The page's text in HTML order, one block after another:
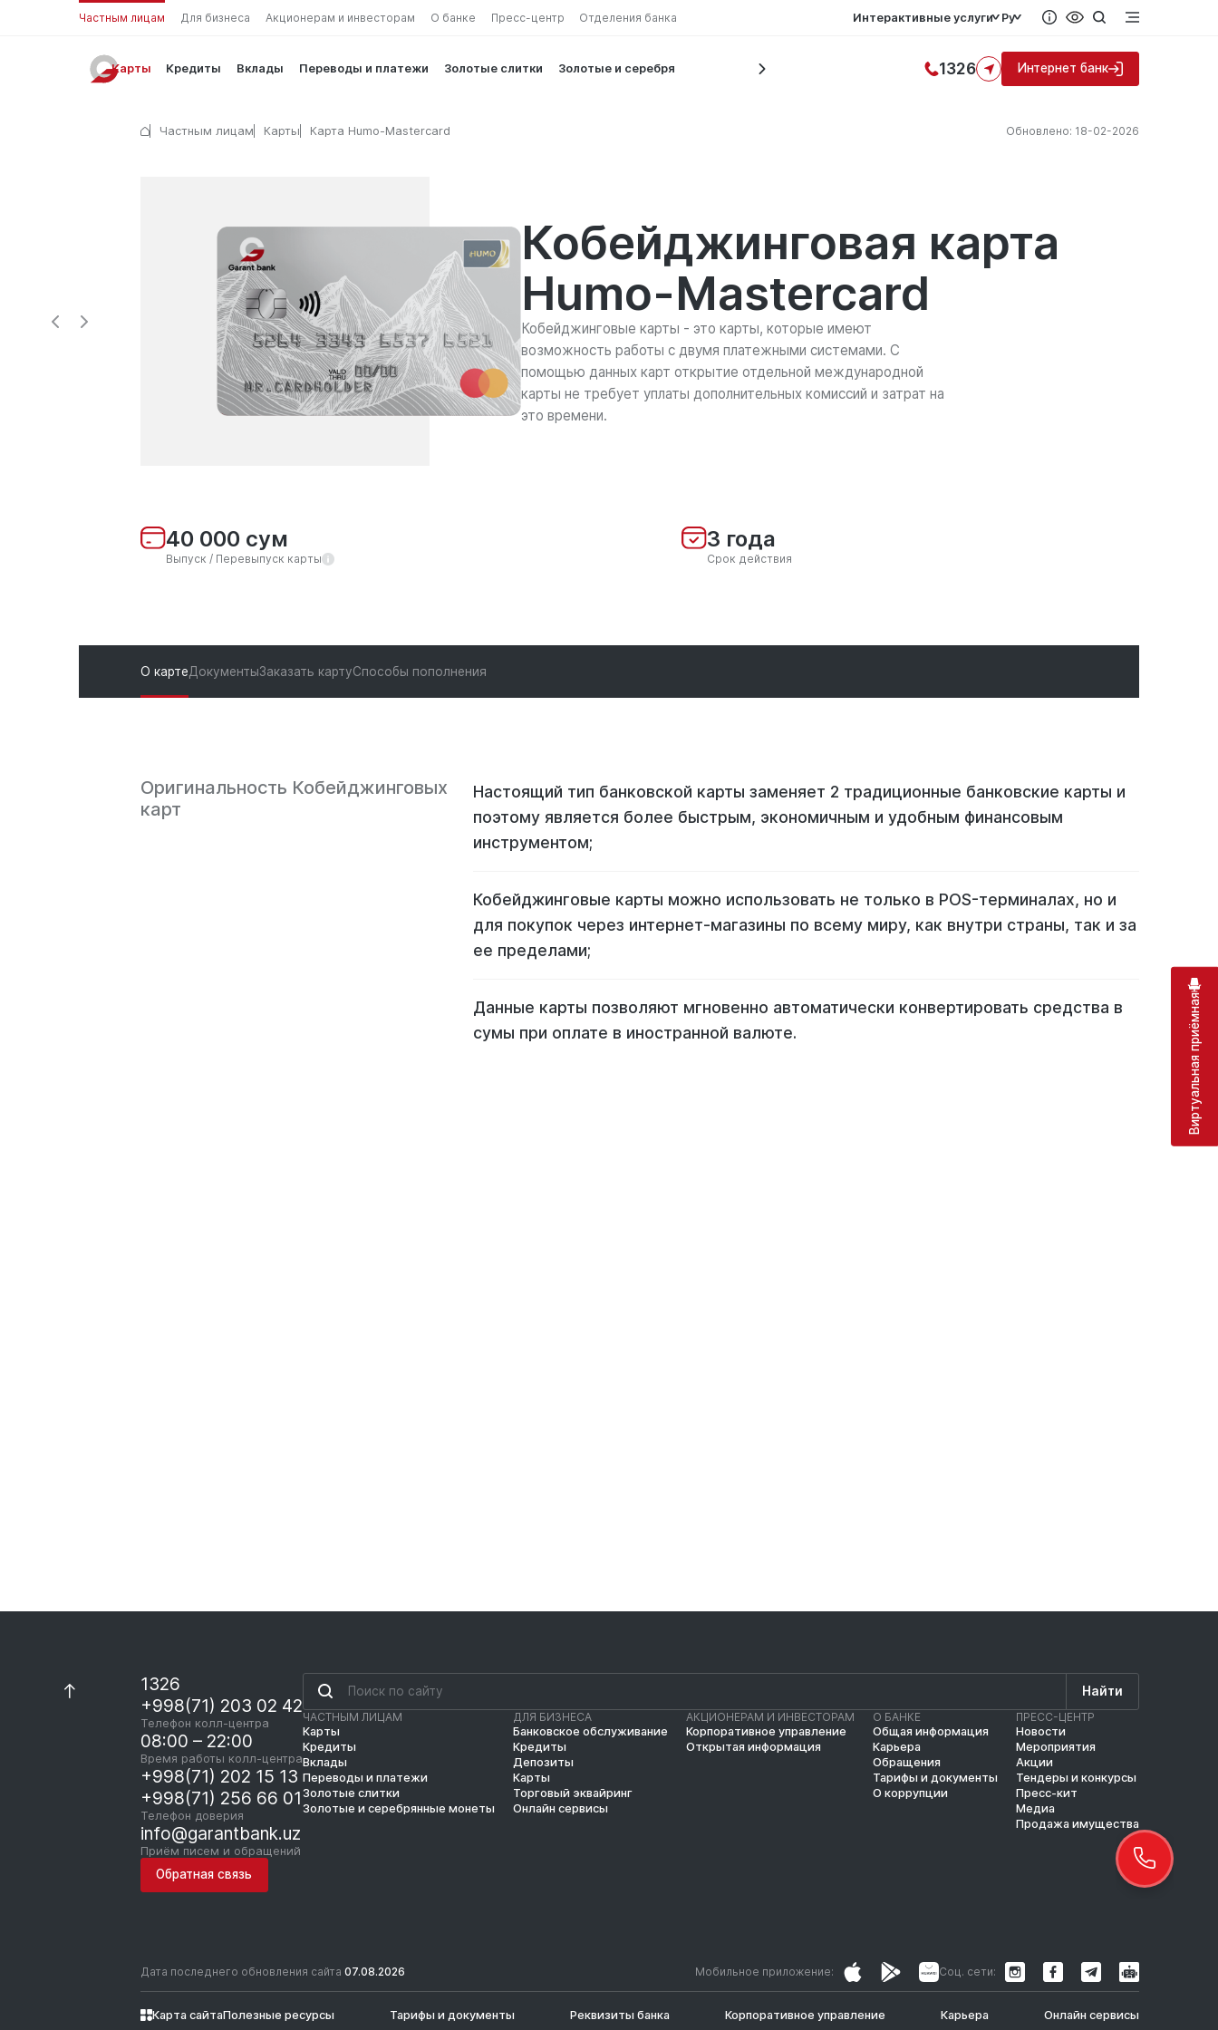
Частным лицам Для бизнеса Акционерам и инвесторам О банке Пресс-центр Отделения банка Интерактивные услуги Ру
Карты Кредиты Вклады Переводы и платежи Золотые слитки Золотые и серебрянные монеты 1326 Интернет банк
Частным лицам Карты Карта Humo-Mastercard Обновлено: 18-02-2026
Кобейджинговая карта
Humo-Mastercard
Кобейджинговые карты - это карты, которые имеют
возможность работы с двумя платежными системами. С
помощью данных карт открытие отдельной международной
карты не требует уплаты дополнительных комиссий и затрат на
это времени.
40 000 сум
Выпуск / Перевыпуск карты
3 года
Срок действия
О картеДокументыЗаказать картуСпособы пополнения
Оригинальность Кобейджинговых
карт
Настоящий тип банковской карты заменяет 2 традиционные банковские карты и
поэтому является более быстрым, экономичным и удобным финансовым
инструментом;
Кобейджинговые карты можно использовать не только в POS-терминалах, но и
для покупок через интернет-магазины по всему миру, как внутри страны, так и за
ее пределами;
Данные карты позволяют мгновенно автоматически конвертировать средства в
сумы при оплате в иностранной валюте.
1326
+998(71) 203 02 42
Телефон колл-центра
08:00 – 22:00
Время работы колл-центра
+998(71) 202 15 13
+998(71) 256 66 01
Телефон доверия
info@garantbank.uz
Приём писем и обращений
Обратная связь
Найти
ЧАСТНЫМ ЛИЦАМ
Карты
Кредиты
Вклады
Переводы и платежи
Золотые слитки
Золотые и серебрянные монеты
ДЛЯ БИЗНЕСА
Банковское обслуживание
Кредиты
Депозиты
Карты
Торговый эквайринг
Онлайн сервисы
АКЦИОНЕРАМ И ИНВЕСТОРАМ
Корпоративное управление
Открытая информация
О БАНКЕ
Общая информация
Карьера
Обращения
Тарифы и документы
О коррупции
ПРЕСС-ЦЕНТР
Новости
Мероприятия
Акции
Тендеры и конкурсы
Пресс-кит
Медиа
Продажа имущества
Дата последнего обновления сайта 07.08.2026 Мобильное приложение: Соц. сети:
Карта сайтаПолезные ресурсы Тарифы и документы Реквизиты банка Корпоративное управление Карьера Онлайн сервисы
Виртуальная приёмная